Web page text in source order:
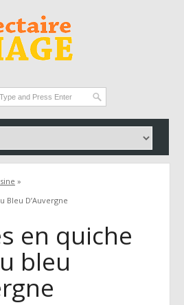
»
Bleu D’Auvergne
en quiche
bleu